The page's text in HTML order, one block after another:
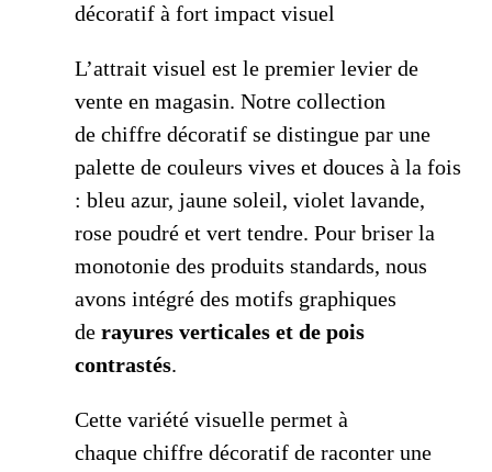
décoratif à fort impact visuel
L’attrait visuel est le premier levier de
vente en magasin. Notre collection
de chiffre décoratif se distingue par une
palette de couleurs vives et douces à la fois
: bleu azur, jaune soleil, violet lavande,
rose poudré et vert tendre. Pour briser la
monotonie des produits standards, nous
avons intégré des motifs graphiques
de rayures verticales et de pois
contrastés.
Cette variété visuelle permet à
chaque chiffre décoratif de raconter une